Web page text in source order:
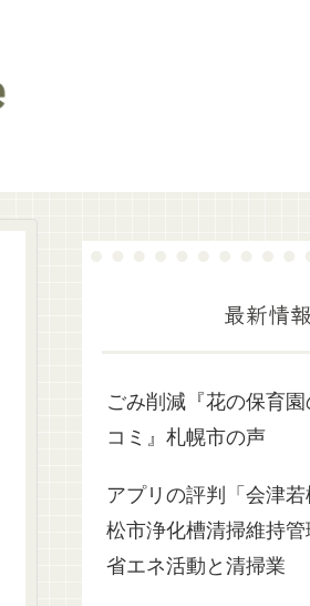
最新情報
ごみ削減『花の保育
コミ』札幌市の声
アプリの評判「会津
松市浄化槽清掃維持管
省エネ活動と清掃業